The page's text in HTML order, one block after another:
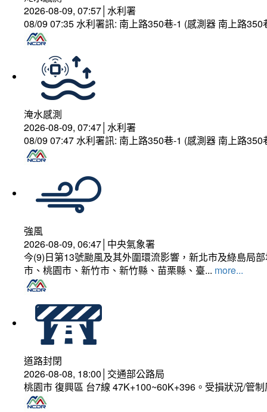
2026-08-09, 07:57│水利署
08/09 07:35 水利署訊: 南上路350巷-1 (感測器 南上路
淹水感測
2026-08-09, 07:47│水利署
08/09 07:47 水利署訊: 南上路350巷-1 (感測器 南上路
強風
2026-08-09, 06:47│中央氣象署
今(9)日第13號颱風及其外圍環流影響，新北市及綠島局
市、桃園市、新竹市、新竹縣、苗栗縣、臺... more...
道路封閉
2026-08-08, 18:00│交通部公路局
桃園市 復興區 台7線 47K+100~60K+396。受損狀況/管